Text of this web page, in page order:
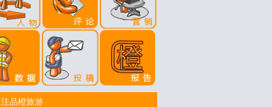
注品橙旅游